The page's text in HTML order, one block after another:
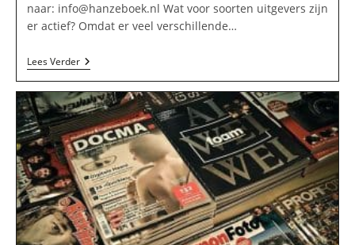
naar: info@hanzeboek.nl Wat voor soorten uitgevers zijn
er actief? Omdat er veel verschillende…
Lees VerderHanzeboek
In
Meppel